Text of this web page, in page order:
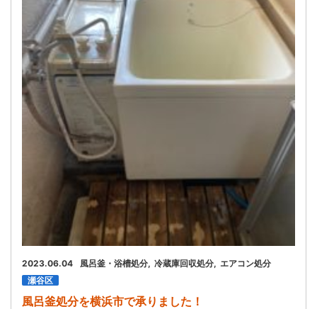
WEB割引券プレゼント！
2023.06.04 風呂釜・浴槽処分 冷蔵庫回収処分
エアコン処分
瀬谷区
風呂釜処分を横浜市で承りました！